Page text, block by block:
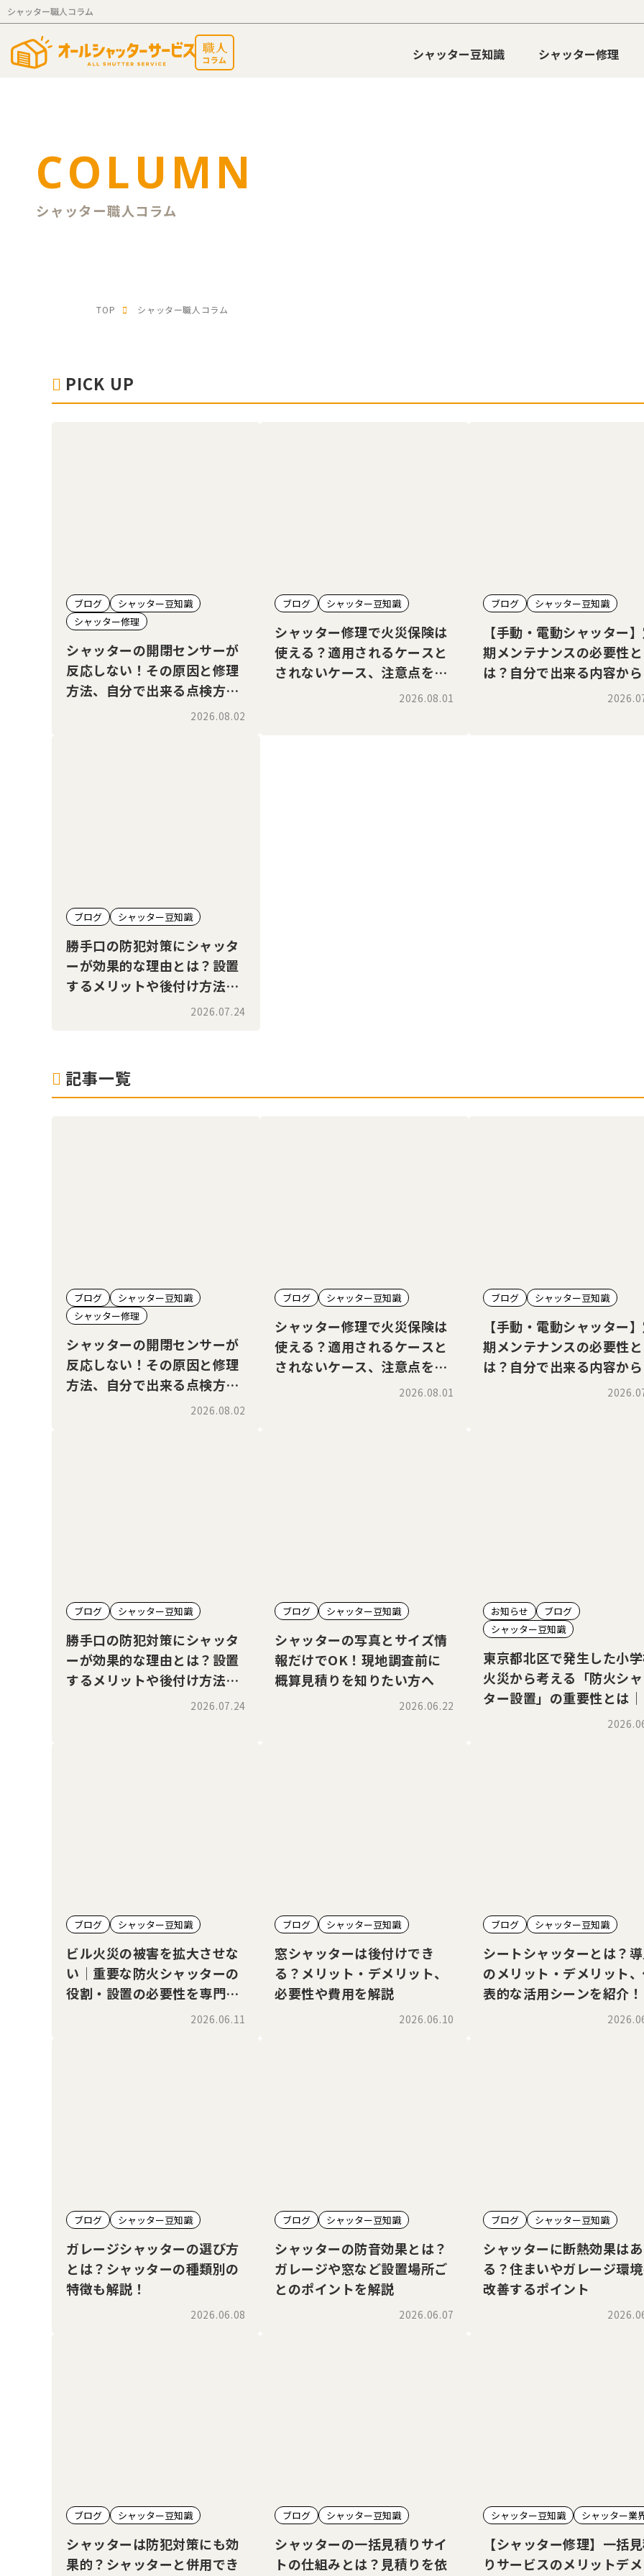
シャッター豆知識 シャッター修理
シャッター職人コラム
COLUMN
シャッター職人コラム
TOP シャッター職人コラム
PICK UP
ブログ
シャッター豆知識
シャッター修理
シャッターの開閉センサーが
反応しない！その原因と修理
方法、自分で出来る点検方法
2026.08.02
ブログ シャッター豆知識
シャッター修理で火災保険は
使える？適用されるケースと
されないケース、注意点を解
2026.08.01
ブログ シャッター豆知識
【手動・電動シャッター
期メンテナンスの必要性と
は？自分で出来る内容か
門業者が必要な場合まで
ブログ シャッター豆知識
勝手口の防犯対策にシャッタ
ーが効果的な理由とは？設置
するメリットや後付け方法、
2026.07.24
記事一覧
ブログ
シャッター豆知識
シャッター修理
シャッターの開閉センサーが
反応しない！その原因と修理
方法、自分で出来る点検方法
2026.08.02
ブログ シャッター豆知識
シャッター修理で火災保険は
使える？適用されるケースと
されないケース、注意点を解
2026.08.01
ブログ シャッター豆知識
【手動・電動シャッター
期メンテナンスの必要性と
は？自分で出来る内容か
門業者が必要な場合まで
ブログ シャッター豆知識
勝手口の防犯対策にシャッタ
ーが効果的な理由とは？設置
するメリットや後付け方法、
2026.07.24
ブログ シャッター豆知識
シャッターの写真とサイズ情
報だけでOK！現地調査前に
概算見積りを知りたい方へ
2026.06.22
お知らせ
ブログ
シャッター豆知識
東京都北区で発生した小
火災から考える「防火シ
ター設置」の重要性とは
害防止装置Sガードの必要
ブログ シャッター豆知識
ビル火災の被害を拡大させな
い｜重要な防火シャッターの
役割・設置の必要性を専門家
2026.06.11
ブログ シャッター豆知識
窓シャッターは後付けでき
る？メリット・デメリット、
必要性や費用を解説
2026.06.10
ブログ シャッター豆知識
シートシャッターとは？
のメリット・デメリット
表的な活用シーンを紹介！
ブログ シャッター豆知識
ガレージシャッターの選び方
とは？シャッターの種類別の
特徴も解説！
2026.06.08
ブログ シャッター豆知識
シャッターの防音効果とは？
ガレージや窓など設置場所ご
とのポイントを解説
2026.06.07
ブログ シャッター豆知識
シャッターに断熱効果はあ
る？住まいやガレージ環
改善するポイント
ブログ シャッター豆知識
シャッターは防犯対策にも効
果的？シャッターと併用でき
ブログ シャッター豆知識
シャッターの一括見積りサイ
トの仕組みとは？見積りを依
シャッター豆知識 シャッター業
【シャッター修理】一括
りサービスのメリットデメ